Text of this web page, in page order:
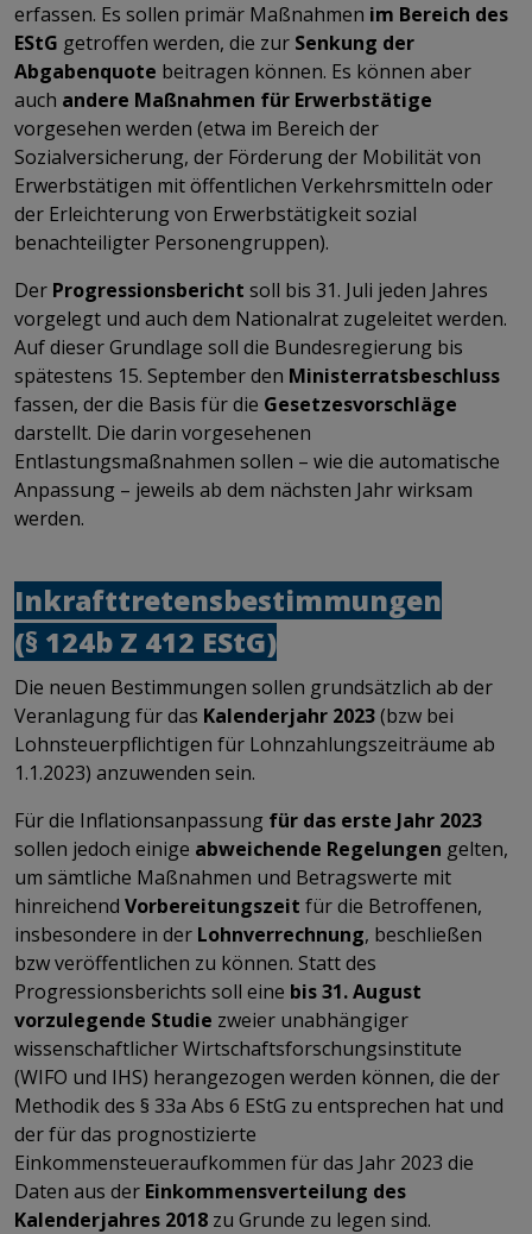
erfassen. Es sollen primär Maßnahmen im Bereich des
EStG getroffen werden, die zur Senkung der
Abgabenquote beitragen können. Es können aber
auch andere Maßnahmen für Erwerbstätige
vorgesehen werden (etwa im Bereich der
Sozialversicherung, der Förderung der Mobilität von
Erwerbstätigen mit öffentlichen Verkehrsmitteln oder
der Erleichterung von Erwerbstätigkeit sozial
benachteiligter Personengruppen).
Der Progressionsbericht soll bis 31. Juli jeden Jahres
vorgelegt und auch dem Nationalrat zugeleitet werden.
Auf dieser Grundlage soll die Bundesregierung bis
spätestens 15. September den Ministerratsbeschluss
fassen, der die Basis für die Gesetzesvorschläge
darstellt. Die darin vorgesehenen
Entlastungsmaßnahmen sollen – wie die automatische
Anpassung – jeweils ab dem nächsten Jahr wirksam
werden.
Inkrafttretensbestimmungen
(§ 124b Z 412 EStG)
Die neuen Bestimmungen sollen grundsätzlich ab der
Veranlagung für das Kalenderjahr 2023(bzw bei
Lohnsteuerpflichtigen für Lohnzahlungszeiträume ab
1.1.2023) anzuwenden sein.
Für die Inflationsanpassung für das erste Jahr 2023
sollen jedoch einige abweichende Regelungen gelten,
um sämtliche Maßnahmen und Betragswerte mit
hinreichend Vorbereitungszeit für die Betroffenen,
insbesondere in der Lohnverrechnung, beschließen
bzw veröffentlichen zu können. Statt des
Progressionsberichts soll eine bis 31. August
vorzulegende Studie zweier unabhängiger
wissenschaftlicher Wirtschaftsforschungsinstitute
(WIFO und IHS) herangezogen werden können, die der
Methodik des § 33a Abs 6 EStG zu entsprechen hat und
der für das prognostizierte
Einkommensteueraufkommen für das Jahr 2023 die
Daten aus der Einkommensverteilung des
Kalenderjahres 2018 zu Grunde zu legen sind.